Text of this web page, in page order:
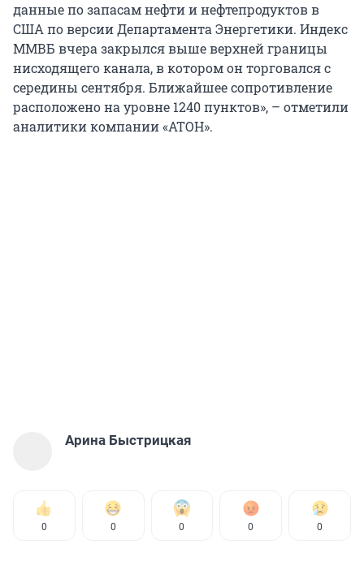
данные по запасам нефти и нефтепродуктов в
США по версии Департамента Энергетики. Индекс
ММВБ вчера закрылся выше верхней границы
нисходящего канала, в котором он торговался с
середины сентября. Ближайшее сопротивление
расположено на уровне 1240 пунктов», – отметили
аналитики компании «АТОН».
Арина Быстрицкая
0 0 0 0 0